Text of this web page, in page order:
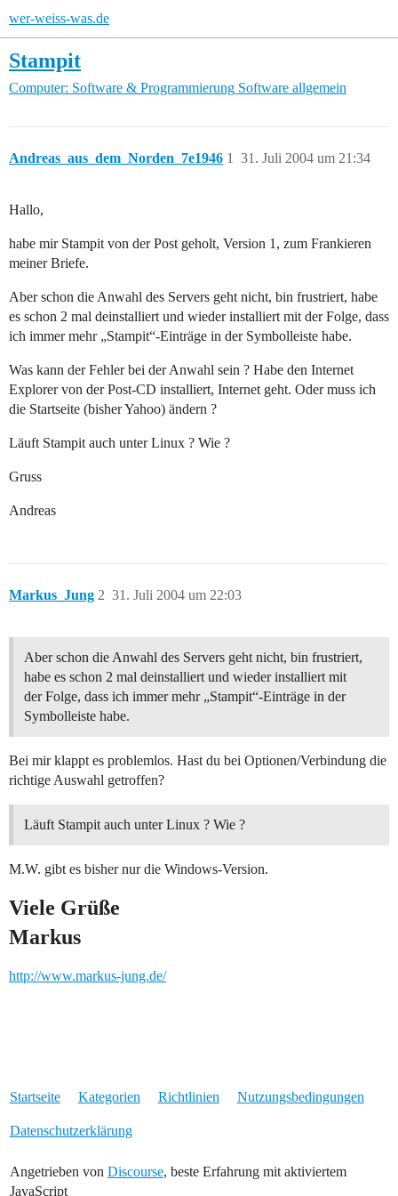
wer-weiss-was.de
Stampit
Computer: Software & Programmierung Software allgemein
Andreas_aus_dem_Norden_7e1946 31. Juli 2004 um 21:34
1
Hallo,
habe mir Stampit von der Post geholt, Version 1, zum Frankieren
meiner Briefe.
Aber schon die Anwahl des Servers geht nicht, bin frustriert, habe
es schon 2 mal deinstalliert und wieder installiert mit der Folge, dass
ich immer mehr „Stampit“-Einträge in der Symbolleiste habe.
Was kann der Fehler bei der Anwahl sein ? Habe den Internet
Explorer von der Post-CD installiert, Internet geht. Oder muss ich
die Startseite (bisher Yahoo) ändern ?
Läuft Stampit auch unter Linux ? Wie ?
Gruss
Andreas
Markus_Jung 31. Juli 2004 um 22:03
2
Aber schon die Anwahl des Servers geht nicht, bin frustriert,
habe es schon 2 mal deinstalliert und wieder installiert mit
der Folge, dass ich immer mehr „Stampit“-Einträge in der
Symbolleiste habe.
Bei mir klappt es problemlos. Hast du bei Optionen/Verbindung die
richtige Auswahl getroffen?
Läuft Stampit auch unter Linux ? Wie ?
M.W. gibt es bisher nur die Windows-Version.
Viele Grüße
Markus
http://www.markus-jung.de/
Startseite Kategorien Richtlinien Nutzungsbedingungen
Datenschutzerklärung
Angetrieben von Discourse, beste Erfahrung mit aktiviertem
JavaScript